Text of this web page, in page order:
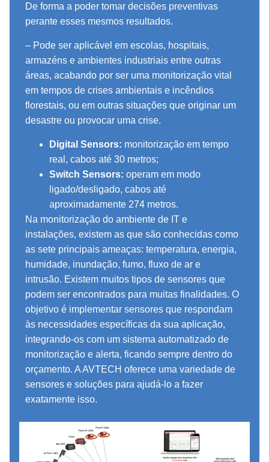
De forma a poder tomar decisões preventivas
perante esses mesmos resultados.
– Pode ser aplicável em escolas, hospitais,
armazéns e ambientes industriais entre outras
áreas, acabando por ser uma monitorização vital
em tempos de crises ambientais e incêndios
florestais, ou em outras situações que originar um
desastre ou provocar uma crise.
Digital Sensors: monitorização em tempo
real, cabos até 30 metros;
Switch Sensors: operam em modo
ligado/desligado, cabos até
aproximadamente 274 metros.
Na monitorização do ambiente de IT e
instalações, existem as que são conhecidas como
as sete principais ameaças: temperatura, energia,
humidade, inundação, fumo, fluxo de ar e
intrusão. Existem muitos tipos de sensores que
podem ser encontrados para muitas finalidades. O
objetivo é implementar sensores que respondam
às necessidades específicas da sua aplicação,
integrando-os com um sistema automatizado de
monitorização e alerta, ficando sempre dentro do
orçamento. A AVTECH oferece uma variedade de
sensores e soluções para ajudá-lo a fazer
exatamente isso.